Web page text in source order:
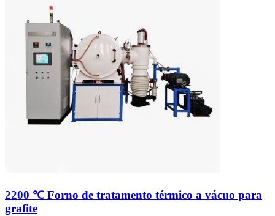
2200 ℃ Forno de tratamento térmico a vácuo para
grafite